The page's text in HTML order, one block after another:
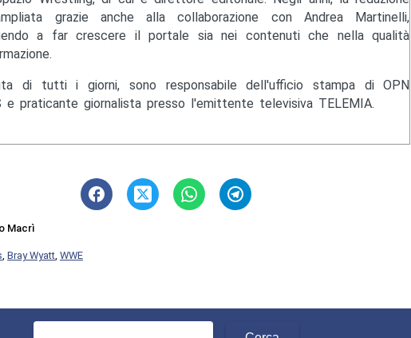
grazie anche alla collaborazione con Andrea Martinelli,
a far crescere il portale sia nei contenuti che nella qualità
di tutti i giorni, sono responsabile dell'ufficio stampa di OPN
e praticante giornalista presso l'emittente televisiva TELEMIA.
Macrì
Bray Wyatt WWE
Ricerca